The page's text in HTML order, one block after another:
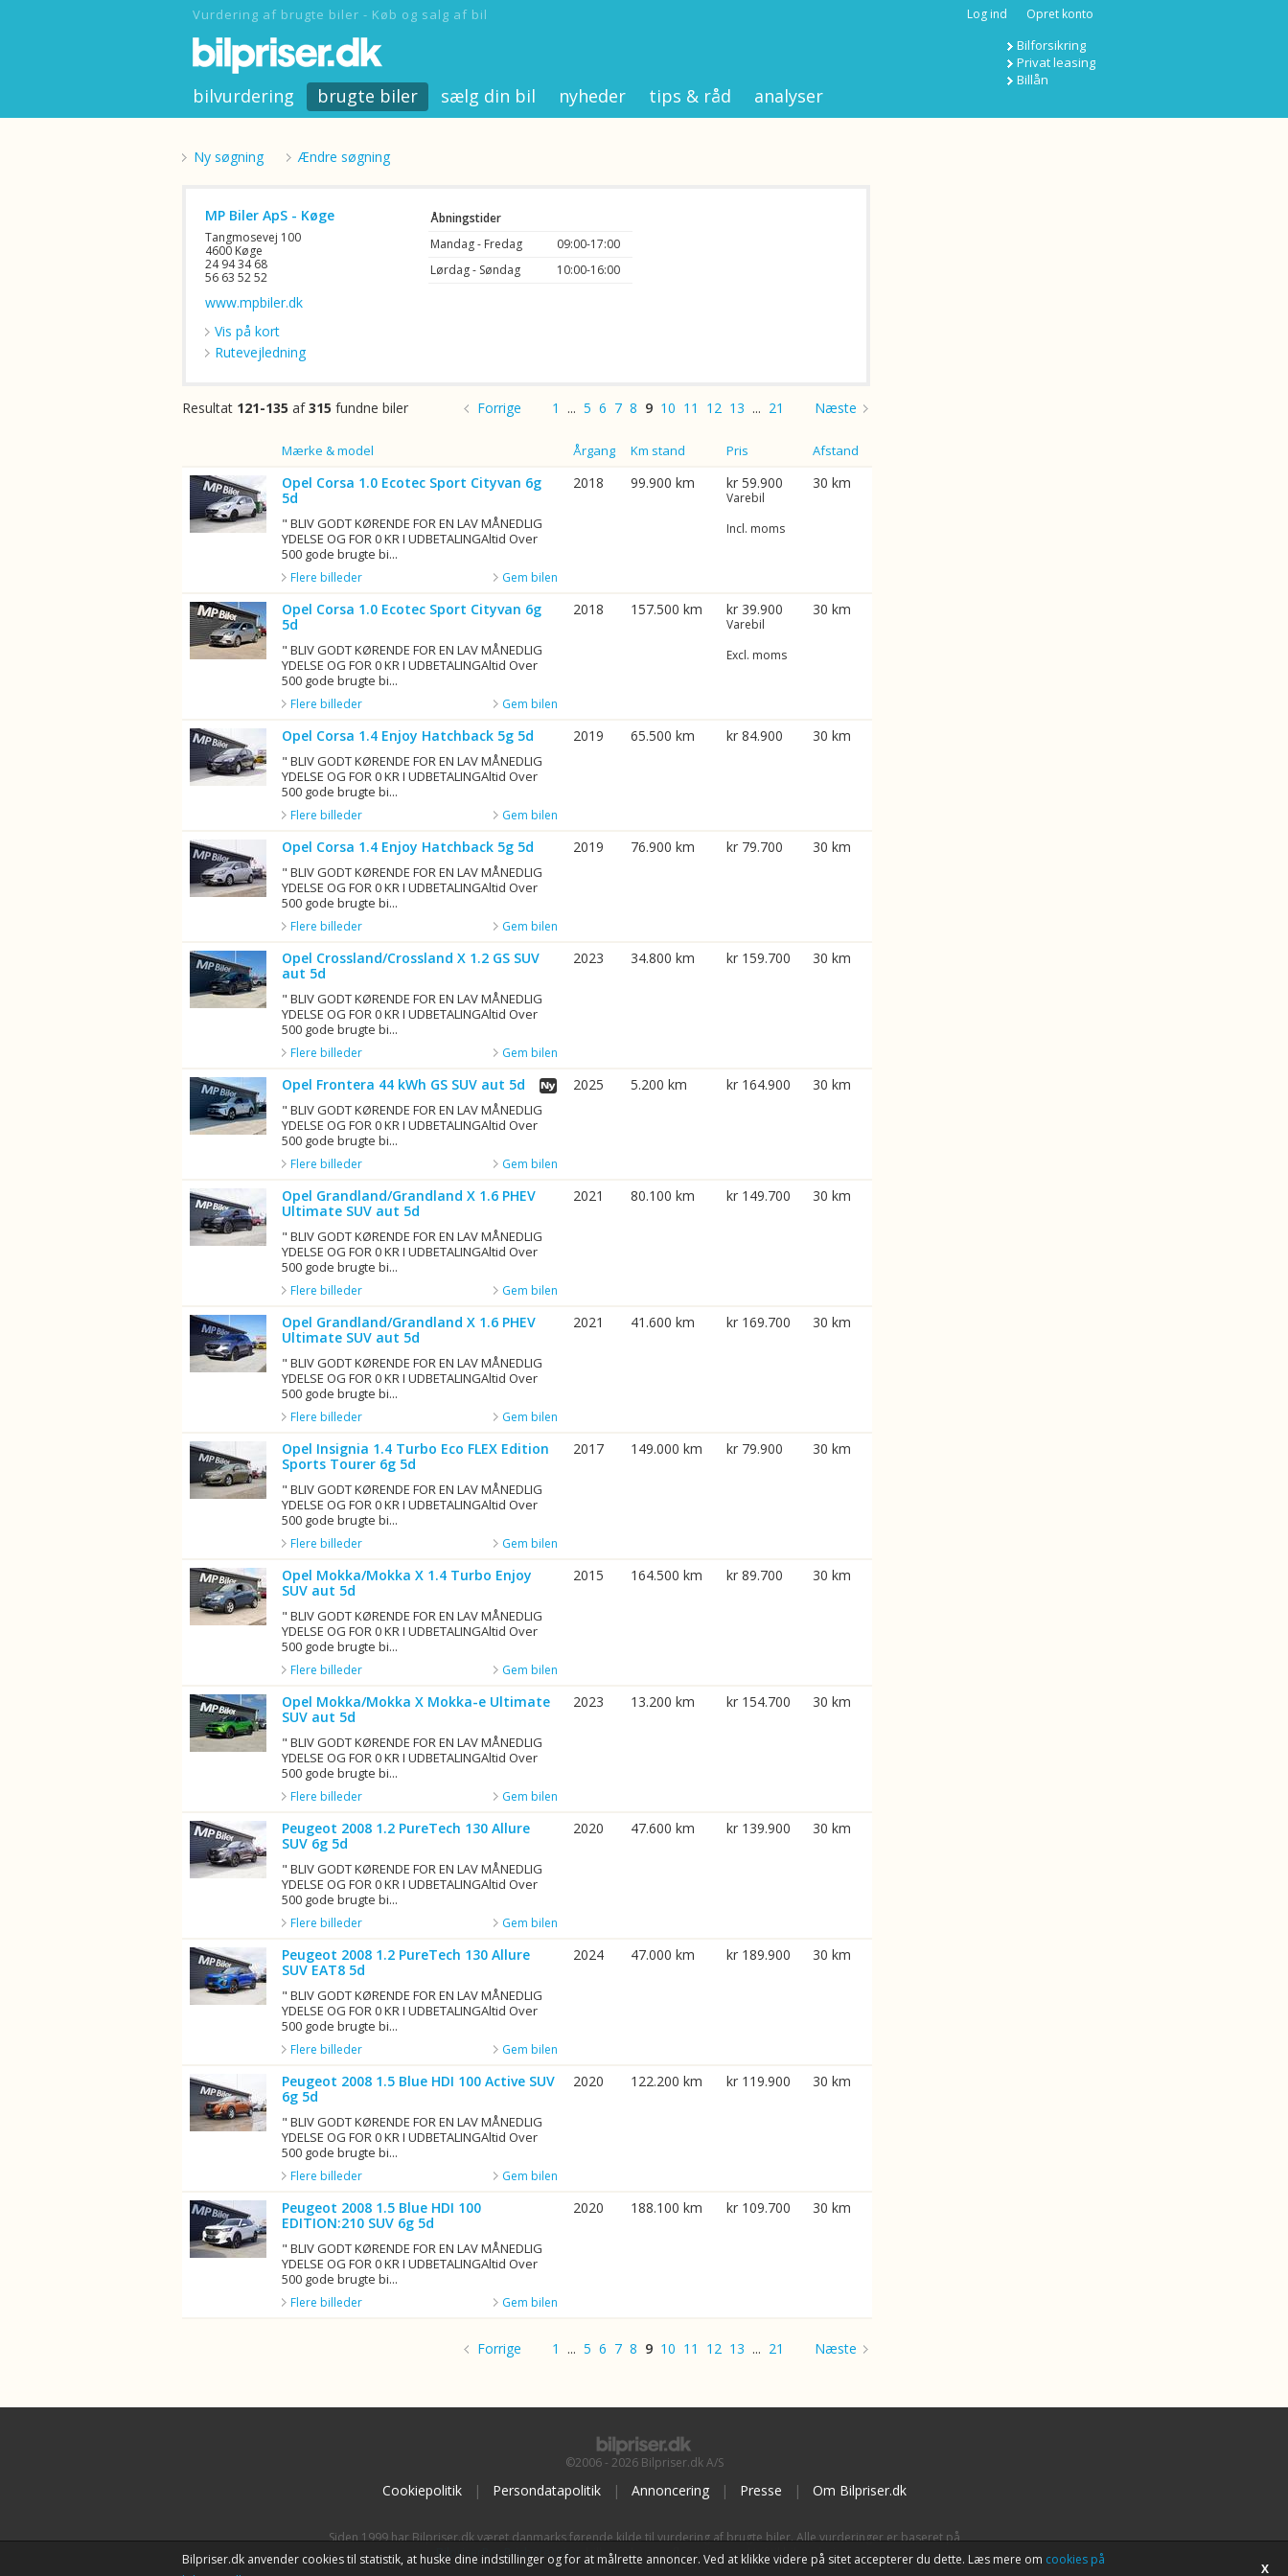
Vurdering af brugte biler - Køb og salg af bil Log ind Opret konto
Bilforsikring
Privat leasing
Billån
bilvurdering brugte biler sælg din bil nyheder tips & råd analyser
Ny søgning Ændre søgning
MP Biler ApS - Køge
Tangmosevej 100
4600 Køge
24 94 34 68
56 63 52 52
www.mpbiler.dk
Vis på kort
Rutevejledning
Åbningstider
Mandag - Fredag
09:00-17:00
Lørdag - Søndag
10:00-16:00
Forrige 1 ... 5 6 7 8 9 10 11 12 13 ... 21 Næste
Resultat 121-135 af315 fundne biler
Mærke & model Årgang Km stand Pris Afstand
Opel Corsa 1.0 Ecotec Sport Cityvan 6g
5d
" BLIV GODT KØRENDE FOR EN LAV MÅNEDLIG
YDELSE OG FOR 0 KR I UDBETALINGAltid Over
500 gode brugte bi...
Gem bilen
Flere billeder
2018 99.900 km kr 59.900
Varebil
Incl. moms
30 km
Opel Corsa 1.0 Ecotec Sport Cityvan 6g
5d
" BLIV GODT KØRENDE FOR EN LAV MÅNEDLIG
YDELSE OG FOR 0 KR I UDBETALINGAltid Over
500 gode brugte bi...
Gem bilen
Flere billeder
2018 157.500 km kr 39.900
Varebil
Excl. moms
30 km
Opel Corsa 1.4 Enjoy Hatchback 5g 5d
" BLIV GODT KØRENDE FOR EN LAV MÅNEDLIG
YDELSE OG FOR 0 KR I UDBETALINGAltid Over
500 gode brugte bi...
Gem bilen
Flere billeder
2019 65.500 km kr 84.900 30 km
Opel Corsa 1.4 Enjoy Hatchback 5g 5d
" BLIV GODT KØRENDE FOR EN LAV MÅNEDLIG
YDELSE OG FOR 0 KR I UDBETALINGAltid Over
500 gode brugte bi...
Gem bilen
Flere billeder
2019 76.900 km kr 79.700 30 km
Opel Crossland/Crossland X 1.2 GS SUV
aut 5d
" BLIV GODT KØRENDE FOR EN LAV MÅNEDLIG
YDELSE OG FOR 0 KR I UDBETALINGAltid Over
500 gode brugte bi...
Gem bilen
Flere billeder
2023 34.800 km kr 159.700 30 km
Opel Frontera 44 kWh GS SUV aut 5d
" BLIV GODT KØRENDE FOR EN LAV MÅNEDLIG
YDELSE OG FOR 0 KR I UDBETALINGAltid Over
500 gode brugte bi...
Gem bilen
Flere billeder
2025 5.200 km kr 164.900 30 km
Opel Grandland/Grandland X 1.6 PHEV
Ultimate SUV aut 5d
" BLIV GODT KØRENDE FOR EN LAV MÅNEDLIG
YDELSE OG FOR 0 KR I UDBETALINGAltid Over
500 gode brugte bi...
Gem bilen
Flere billeder
2021 80.100 km kr 149.700 30 km
Opel Grandland/Grandland X 1.6 PHEV
Ultimate SUV aut 5d
" BLIV GODT KØRENDE FOR EN LAV MÅNEDLIG
YDELSE OG FOR 0 KR I UDBETALINGAltid Over
500 gode brugte bi...
Gem bilen
Flere billeder
2021 41.600 km kr 169.700 30 km
Opel Insignia 1.4 Turbo Eco FLEX Edition
Sports Tourer 6g 5d
" BLIV GODT KØRENDE FOR EN LAV MÅNEDLIG
YDELSE OG FOR 0 KR I UDBETALINGAltid Over
500 gode brugte bi...
Gem bilen
Flere billeder
2017 149.000 km kr 79.900 30 km
Opel Mokka/Mokka X 1.4 Turbo Enjoy
SUV aut 5d
" BLIV GODT KØRENDE FOR EN LAV MÅNEDLIG
YDELSE OG FOR 0 KR I UDBETALINGAltid Over
500 gode brugte bi...
Gem bilen
Flere billeder
2015 164.500 km kr 89.700 30 km
Opel Mokka/Mokka X Mokka-e Ultimate
SUV aut 5d
" BLIV GODT KØRENDE FOR EN LAV MÅNEDLIG
YDELSE OG FOR 0 KR I UDBETALINGAltid Over
500 gode brugte bi...
Gem bilen
Flere billeder
2023 13.200 km kr 154.700 30 km
Peugeot 2008 1.2 PureTech 130 Allure
SUV 6g 5d
" BLIV GODT KØRENDE FOR EN LAV MÅNEDLIG
YDELSE OG FOR 0 KR I UDBETALINGAltid Over
500 gode brugte bi...
Gem bilen
Flere billeder
2020 47.600 km kr 139.900 30 km
Peugeot 2008 1.2 PureTech 130 Allure
SUV EAT8 5d
" BLIV GODT KØRENDE FOR EN LAV MÅNEDLIG
YDELSE OG FOR 0 KR I UDBETALINGAltid Over
500 gode brugte bi...
Gem bilen
Flere billeder
2024 47.000 km kr 189.900 30 km
Peugeot 2008 1.5 Blue HDI 100 Active SUV
6g 5d
" BLIV GODT KØRENDE FOR EN LAV MÅNEDLIG
YDELSE OG FOR 0 KR I UDBETALINGAltid Over
500 gode brugte bi...
Gem bilen
Flere billeder
2020 122.200 km kr 119.900 30 km
Peugeot 2008 1.5 Blue HDI 100
EDITION:210 SUV 6g 5d
" BLIV GODT KØRENDE FOR EN LAV MÅNEDLIG
YDELSE OG FOR 0 KR I UDBETALINGAltid Over
500 gode brugte bi...
Gem bilen
Flere billeder
2020 188.100 km kr 109.700 30 km
Forrige 1 ... 5 6 7 8 9 10 11 12 13 ... 21 Næste
©2006 - 2026 Bilpriser.dk A/S
Cookiepolitik | Persondatapolitik | Annoncering | Presse | Om Bilpriser.dk
Siden 1999 har Bilpriser.dk været danmarks førende kilde til vurdering af brugte biler. Alle vurderinger er baseret på
BilpriserPro Prisberegning
, bilbranchens uafhængige værktøj til bilvurdering.
Bilpriser.dk anvender cookies til statistik, at huske dine indstillinger og for at målrette annoncer. Ved at klikke videre på sitet accepterer du dette. Læs mere om cookies på
X